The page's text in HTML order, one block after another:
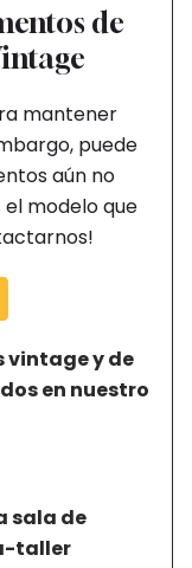
de
mantener
puede
aún no
el modelo que
vintage y de
en nuestro
sala de
taller